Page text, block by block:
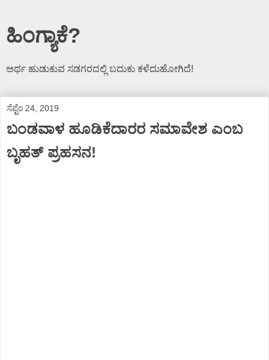
ಹಿಂಗ್ಯಾಕೆ?
ಅರ್ಥ ಹುಡುಕುವ ಸಡಗರದಲ್ಲಿ ಬದುಕು ಕಳೆದುಹೋಗಿದೆ!
ಸೆಪ್ಟೆಂ 24, 2019
ಬಂಡವಾಳ ಹೂಡಿಕೆದಾರರ ಸಮಾವೇಶ ಎಂಬ
ಬೃಹತ್ ಪ್ರಹಸನ!